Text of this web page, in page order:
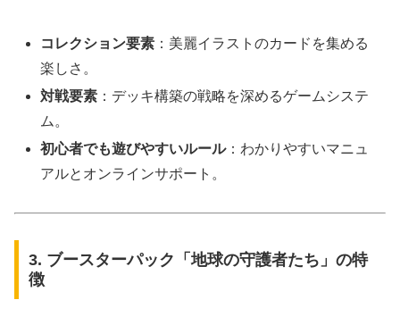
コレクション要素 ：美麗イラストのカードを集める
楽しさ。
対戦要素 ：デッキ構築の戦略を深めるゲームシステ
ム。
初心者でも遊びやすいルール：わかりやすいマニュ
アルとオンラインサポート。
3. ブースターパック「地球の守護者たち」の特
徴